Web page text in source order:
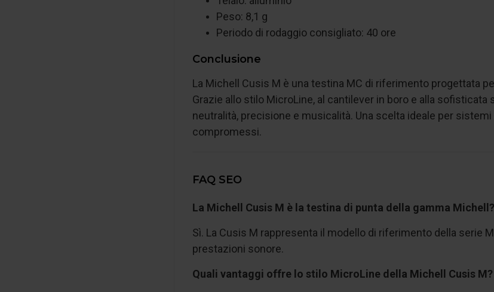
Peso: 8,1 g
Periodo di rodaggio consigliato: 40 ore
Conclusione
La Michell Cusis M è una testina MC di riferimento progettata
Grazie allo stilo MicroLine, al cantilever in boro e alla
neutralità, precisione e musicalità. Una scelta ideale per
compromessi.
FAQ SEO
La Michell Cusis M è la testina di punta della gamma Michell?
Sì. La Cusis M rappresenta il modello di riferimento della serie
prestazioni sonore.
Quali vantaggi offre lo stilo MicroLine della Michell Cusis M?